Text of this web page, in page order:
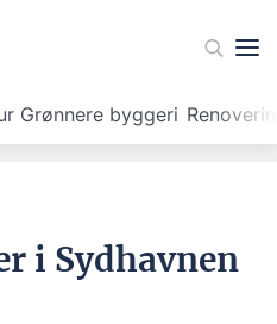
Grønnere byggeri
i Sydhavnen